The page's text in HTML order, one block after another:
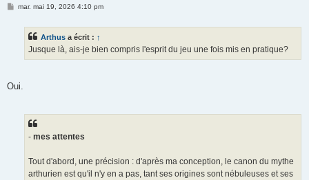
Mmar. mai 19, 2026 4:10 pm
Arthus a écrit : ↑
Jusque là, ais-je bien compris l'esprit du jeu une fois mis en pratique?
Oui.
- mes attentes
Tout d'abord, une précision : d'après ma conception, le canon du mythe
arthurien est qu'il n'y en a pas, tant ses origines sont nébuleuses et ses